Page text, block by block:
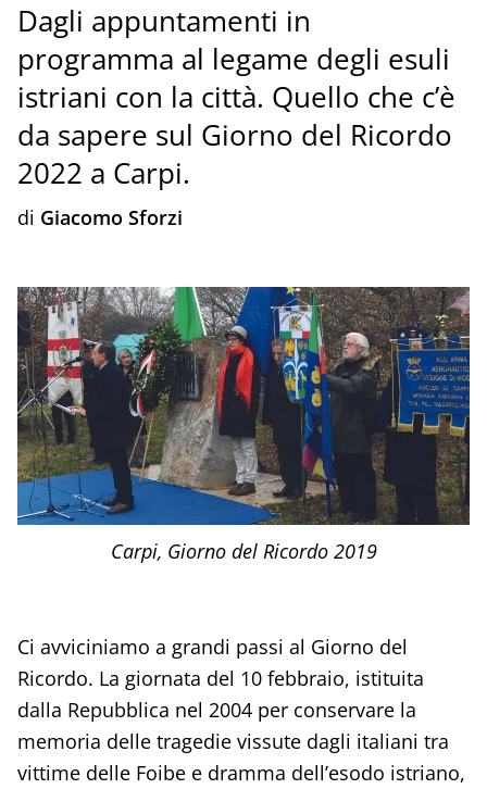
Dagli appuntamenti in
programma al legame degli esuli
istriani con la città. Quello che c’è
da sapere sul Giorno del Ricordo
2022 a Carpi.
di Giacomo Sforzi
Carpi, Giorno del Ricordo 2019
Ci avviciniamo a grandi passi al Giorno del
Ricordo. La giornata del 10 febbraio, istituita
dalla Repubblica nel 2004 per conservare la
memoria delle tragedie vissute dagli italiani tra
vittime delle Foibe e dramma dell’esodo istriano,